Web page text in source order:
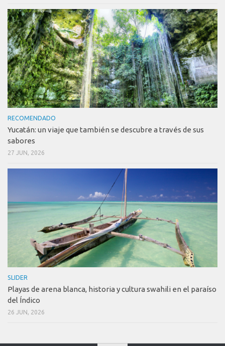
RECOMENDADO
Yucatán: un viaje que también se descubre a través de sus
sabores
27 JUN, 2026
SLIDER
Playas de arena blanca, historia y cultura swahili en el paraíso
del Índico
26 JUN, 2026